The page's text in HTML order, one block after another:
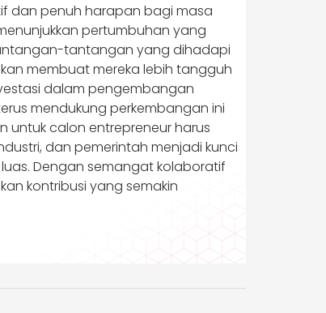
dan penuh harapan bagi masa
pertumbuhan yang
tantangan yang dihadapi
membuat mereka lebih tangguh
dalam pengembangan
mendukung perkembangan ini
untuk calon entrepreneur harus
dan pemerintah menjadi kunci
Dengan semangat kolaboratif
kontribusi yang semakin